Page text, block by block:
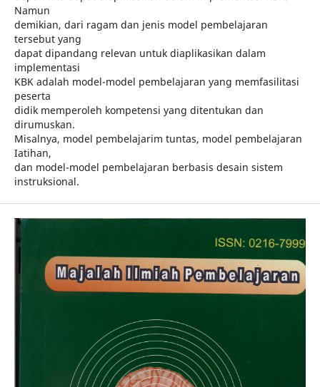
Namun
demikian, dari ragam dan jenis model pembelajaran
tersebut yang
dapat dipandang relevan untuk diaplikasikan dalam
implementasi
KBK adalah model-model pembelajaran yang memfasilitasi
peserta
didik memperoleh kompetensi yang ditentukan dan
dirumuskan.
Misalnya, model pembelajarim tuntas, model pembelajaran
Iatihan,
dan model-model pembelajaran berbasis desain sistem
instruksional.